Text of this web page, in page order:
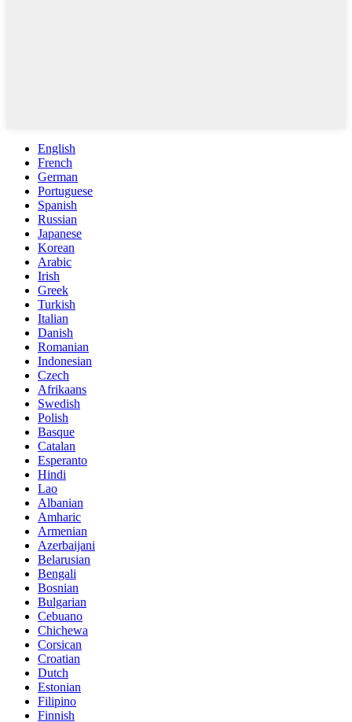
English
French
German
Portuguese
Spanish
Russian
Japanese
Korean
Arabic
Irish
Greek
Turkish
Italian
Danish
Romanian
Indonesian
Czech
Afrikaans
Swedish
Polish
Basque
Catalan
Esperanto
Hindi
Lao
Albanian
Amharic
Armenian
Azerbaijani
Belarusian
Bengali
Bosnian
Bulgarian
Cebuano
Chichewa
Corsican
Croatian
Dutch
Estonian
Filipino
Finnish